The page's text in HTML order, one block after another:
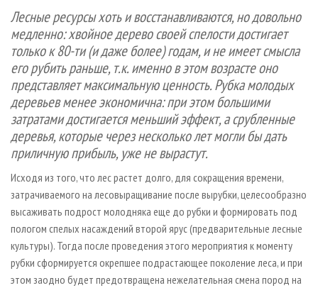
ПРОИЗВОДСТВО ДРЕВЕСНЫХ ПЛИТ
ДЕРЕВЯННОЕ ДОМОСТРОЕНИЕ
ПРОИЗВОДСТВО МЕБЕЛИ
БИОЭНЕРГЕТИКА
ЦБП
ИНСТРУМЕНТ И МАТЕРИАЛЫ
ПЕРСОНЫ
МОБИЛЬНЫЕ ВЫСТАВКИ
ОФИЦИАЛЬНЫЕ ДЕЛЕГАЦИИ
ПРИОРИТЕТНЫЕ ИНВЕСТПРОЕКТЫ
RUSSIAN FORESTRY REVIEW
ГАЗЕТА ЛЕСПРОМФОРУМ
БИБЛИОТЕКА СПЕЦИАЛИСТА
КОНТАКТЫ
РЕКЛАМА
РЕКЛАМА НА САЙТЕ
Лесные ресурсы хоть и восстанавливаются, но довольно
медленно: хвойное дерево своей спелости достигает
только к 80-ти (и даже более) годам, и не имеет смысла
его рубить раньше, т.к. именно в этом возрасте оно
представляет максимальную ценность. Рубка молодых
деревьев менее экономична: при этом большими
затратами достигается меньший эффект, а срубленные
деревья, которые через несколько лет могли бы дать
приличную прибыль, уже не вырастут.
Исходя из того, что лес растет долго, для сокращения времени,
затрачиваемого на лесовыращивание после вырубки, целесообразно
высаживать подрост молодняка еще до рубки и формировать под
пологом спелых насаждений второй ярус (предварительные лесные
культуры). Тогда после проведения этого мероприятия к моменту
рубки сформируется окрепшее подрастающее поколение леса, и при
этом заодно будет предотвращена нежелательная смена пород на